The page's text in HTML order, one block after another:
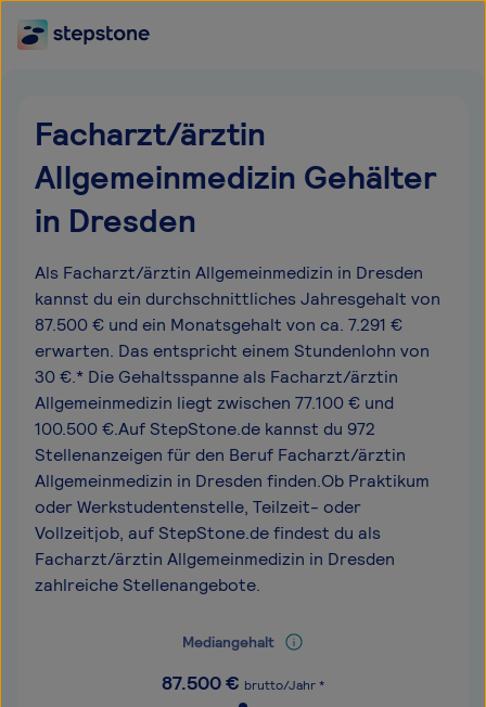
Facharzt/ärztin
Allgemeinmedizin Gehälter
in Dresden
Als Facharzt/ärztin Allgemeinmedizin in Dresden
kannst du ein durchschnittliches Jahresgehalt von
87.500 € und ein Monatsgehalt von ca. 7.291 €
erwarten. Das entspricht einem Stundenlohn von
30 €.* Die Gehaltsspanne als Facharzt/ärztin
Allgemeinmedizin liegt zwischen 77.100 € und
100.500 €.Auf StepStone.de kannst du 972
Stellenanzeigen für den Beruf Facharzt/ärztin
Allgemeinmedizin in Dresden finden.Ob Praktikum
oder Werkstudentenstelle, Teilzeit- oder
Vollzeitjob, auf StepStone.de findest du als
Facharzt/ärztin Allgemeinmedizin in Dresden
zahlreiche Stellenangebote.
Mediangehalt
87.500€ brutto/Jahr *